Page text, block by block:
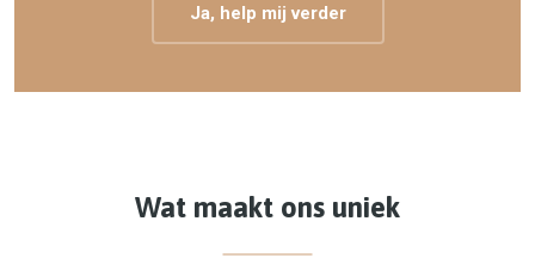
Ja, help mij verder
Wat maakt ons uniek